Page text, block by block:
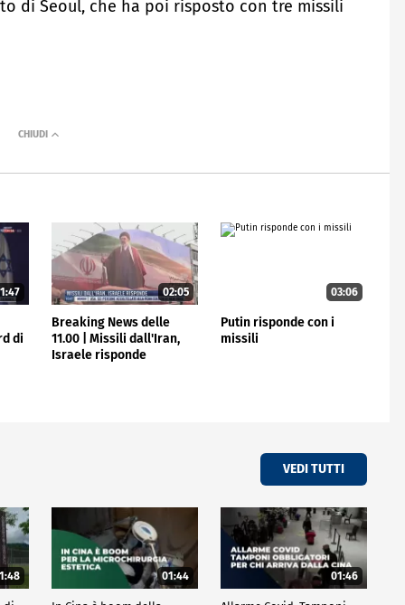
di Seoul, che ha poi risposto con tre missili
di
02:05
Breaking News delle
11.00 | Missili dall'Iran,
Israele risponde
03:06
Putin risponde con i
missili
VEDI TUTTI
01:44 01:46